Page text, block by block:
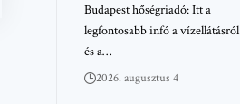
Budapest hőségriadó: Itt a
legfontosabb infó a vízellátásról
és a…
2026. augusztus 4